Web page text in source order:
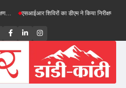
शिविरों का डीएम ने किया निरीक्षण, बोले—कोई
TwitterFacebookLinkedInInstagram